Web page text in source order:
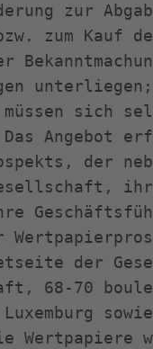
zur
zum Kauf
müssen sich
Das
der
ihr
der
68-70
Luxemburg